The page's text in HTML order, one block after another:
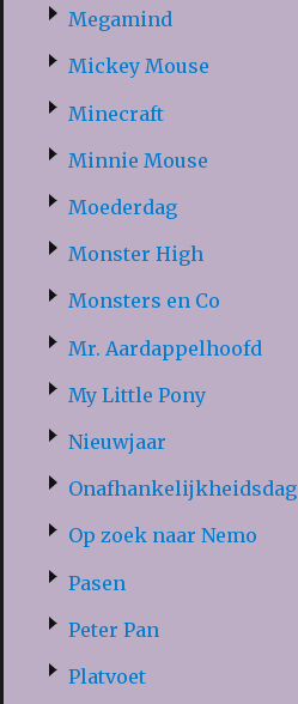
Megamind
Mickey Mouse
Minecraft
Minnie Mouse
Moederdag
Monster High
Monsters en Co
Mr. Aardappelhoofd
My Little Pony
Nieuwjaar
Onafhankelijkheidsdag
Op zoek naar Nemo
Pasen
Peter Pan
Platvoet